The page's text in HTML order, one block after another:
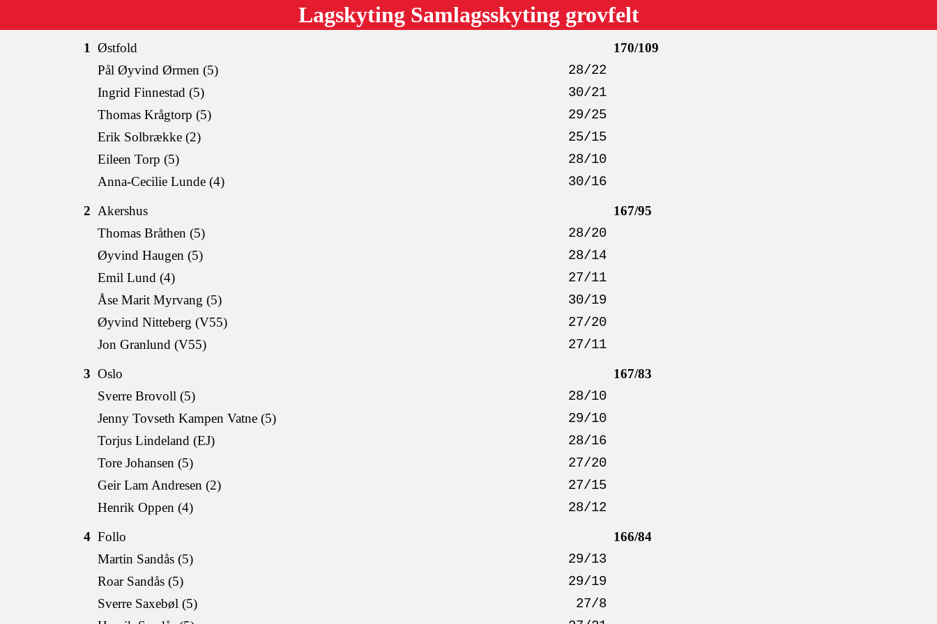
Lagskyting Samlagsskyting grovfelt
1 Østfold
170/109
Pål Øyvind Ørmen (5)
28/22
Ingrid Finnestad (5) 30/21
Thomas Krågtorp (5) 29/25
Erik Solbrække (2) 25/15
Eileen Torp (5) 28/10
Anna-Cecilie Lunde (4) 30/16
2 Akershus
167/95
Thomas Bråthen (5)
28/20
Øyvind Haugen (5) 28/14
Emil Lund (4) 27/11
Åse Marit Myrvang (5) 30/19
Øyvind Nitteberg (V55) 27/20
Jon Granlund (V55) 27/11
3 Oslo
167/83
Sverre Brovoll (5)
28/10
Jenny Tovseth Kampen Vatne (5) 29/10
Torjus Lindeland (EJ) 28/16
Tore Johansen (5) 27/20
Geir Lam Andresen (2) 27/15
Henrik Oppen (4) 28/12
4 Follo
166/84
Martin Sandås (5)
29/13
Roar Sandås (5) 29/19
Sverre Saxebøl (5) 27/8